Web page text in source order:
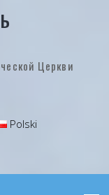
Церкви
Polski